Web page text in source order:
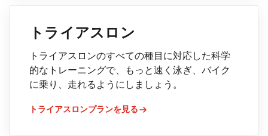
トライアスロン
トライアスロンのすべての種目に対応した科学
的なトレーニングで、もっと速く泳ぎ、バイク
に乗り、走れるようにしましょう。
トライアスロンプランを見る